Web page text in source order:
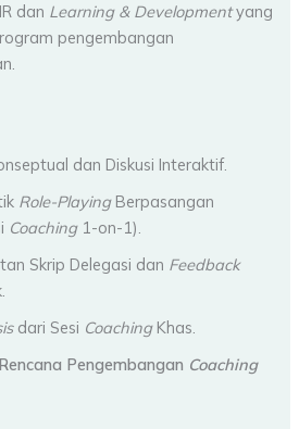
dan Learning & Developmentyang
pengembangan
dan Diskusi Interaktif.
Role-PlayingBerpasangan
Coaching1-on-1).
Skrip Delegasi dan Feedback
dari Sesi CoachingKhas.
Rencana Pengembangan Coaching